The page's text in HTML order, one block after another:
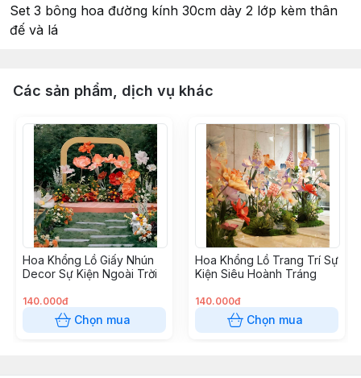
Set 3 bông hoa đường kính 30cm dày 2 lớp kèm thân
đế và lá
Các sản phẩm, dịch vụ khác
Hoa Khổng Lồ Giấy Nhún
Decor Sự Kiện Ngoài Trời
140.000đ
Chọn mua
Hoa Khổng Lồ Trang Trí Sự
Kiện Siêu Hoành Tráng
140.000đ
Chọn mua